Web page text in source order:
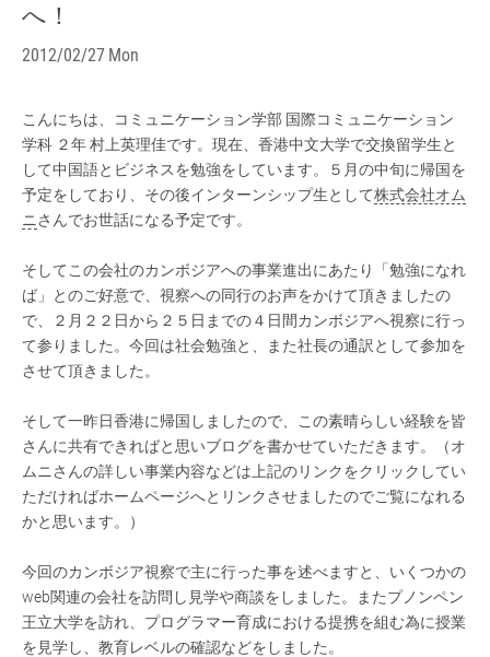
へ！
2012/02/27 Mon
こんにちは、コミュニケーション学部 国際コミュニケーション
学科 ２年 村上英理佳です。現在、香港中文大学で交換留学生と
して中国語とビジネスを勉強をしています。５月の中旬に帰国を
予定をしており、その後インターンシップ生として株式会社オム
ニ さんでお世話になる予定です。
そしてこの会社のカンボジアへの事業進出にあたり「勉強になれ
ば」とのご好意で、視察への同行のお声をかけて頂きましたの
で、２月２２日から２５日までの４日間カンボジアへ視察に行っ
て参りました。今回は社会勉強と、また社長の通訳として参加を
させて頂きました。
そして一昨日香港に帰国しましたので、この素晴らしい経験を皆
さんに共有できればと思いブログを書かせていただきます。（オ
ムニさんの詳しい事業内容などは上記のリンクをクリックしてい
ただければホームページへとリンクさせましたのでご覧になれる
かと思います。）
今回のカンボジア視察で主に行った事を述べますと、いくつかの
web関連の会社を訪問し見学や商談をしました。またプノンペン
王立大学を訪れ、プログラマー育成における提携を組む為に授業
を見学し、教育レベルの確認などをしました。